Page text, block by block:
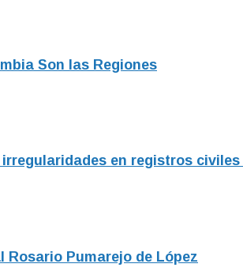
Son las Regiones
en registros
Pumarejo de López